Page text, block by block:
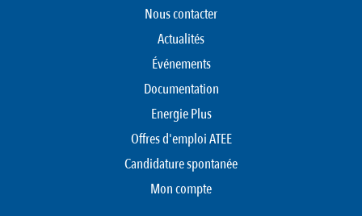
Nous contacter
Actualités
Événements
Documentation
Energie Plus
Offres d'emploi ATEE
Candidature spontanée
Mon compte